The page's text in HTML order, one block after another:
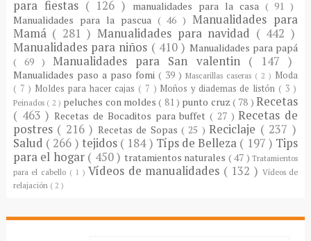
para fiestas ( 126 ) manualidades para la casa ( 91 )
Manualidades para la pascua ( 46 )Manualidades para
Mamá ( 281 ) Manualidades para navidad ( 442 )
Manualidades para niños ( 410 ) Manualidades para papá
( 69 )Manualidades para San valentin ( 147 )
Manualidades paso a paso fomi ( 39 )Mascarillas caseras ( 2 ) Moda
( 7 ) Moldes para hacer cajas ( 7 ) Moños y diademas de listón ( 3 )
Peinados ( 2 ) peluches con moldes( 81 ) punto cruz( 78 )Recetas
( 463 )Recetas de Bocaditos para buffet( 27 )Recetas de
postres ( 216 ) Recetas de Sopas( 25 )Reciclaje ( 237 )
Salud ( 266 ) tejidos ( 184 ) Típs de Belleza ( 197 ) Tips
para el hogar ( 450 ) tratamientos naturales ( 47 )Tratamientos
para el cabello ( 1 ) Vídeos de manualidades ( 132 ) Vídeos de
relajación ( 2 )